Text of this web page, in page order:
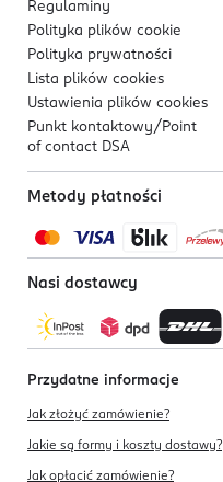
Regulaminy
Polityka plików cookie
Polityka prywatności
Lista plików cookies
Ustawienia plików cookies
Punkt kontaktowy/ Point
of contact DSA
Metody płatności
Nasi dostawcy
Przydatne informacje
Jak złożyć zamówienie?
Jakie są formy i koszty dostawy?
Jak opłacić zamówienie?